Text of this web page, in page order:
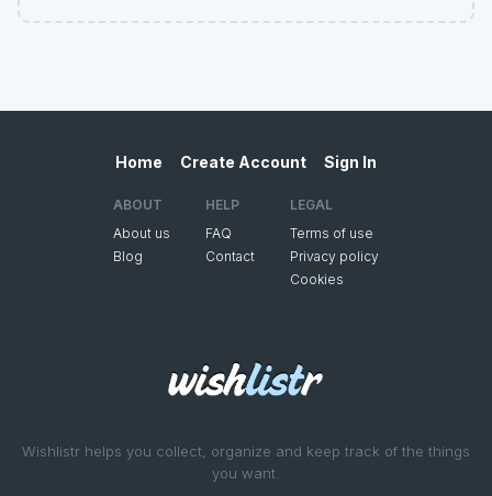
Wishlistr helps you collect, organize and keep track of the things
you want.
Home Create Account Sign In
ABOUT
About us
Blog
HELP
FAQ
Contact
LEGAL
Terms of use
Privacy policy
Cookies